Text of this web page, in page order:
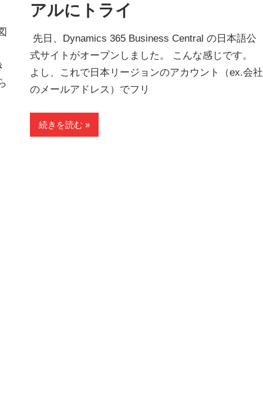
アルにトライ
先日、Dynamics 365 Business Central の日本語公
式サイトがオープンしました。 こんな感じです。
よし、これで日本リージョンのアカウント（ex.会社
のメールアドレス）でフリ
続きを読む